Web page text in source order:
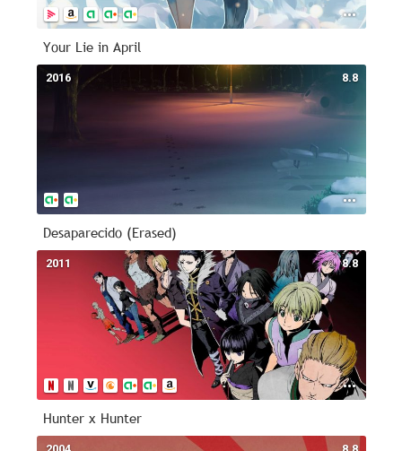
Your Lie in April
8.8
2016
Desaparecido (Erased)
8.8
2011
Hunter x Hunter